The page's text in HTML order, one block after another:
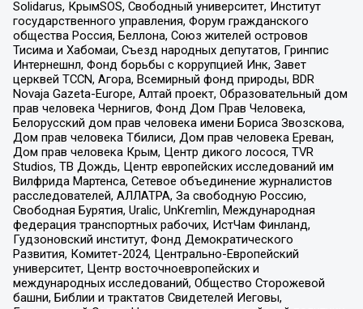
Solidarus, КрымSOS, Свободный университет, Институт
государственного управления, Форум гражданского
общества Россия, Беллона, Союз жителей островов
Тисима и Хабомаи, Съезд народных депутатов, Гринпис
Интернешнл, Фонд борьбы с коррупцией Инк, Завет
церквей TCCN, Агора, Всемирный фонд природы, BDR
Novaja Gazeta-Europe, Алтай проект, Образовательный дом
прав человека Чернигов, Фонд Дом Прав Человека,
Белорусский дом прав человека имени Бориса Звозскова,
Дом прав человека Тбилиси, Дом прав человека Ереван,
Дом прав человека Крым, Центр дикого лосося, TVR
Studios, ТВ Дождь, Центр европейских исследований им
Вилфрида Мартенса, Сетевое объединение журналистов
расследователей, АЛЛАТРА, За свободную Россию,
Свободная Бурятия, Uralic, UnKremlin, Международная
федерация транспортных рабочих, ИстЧам Финланд,
Гудзоновский институт, Фонд Демократического
Развития, Комитет-2024, Центрально-Европейский
университет, Центр восточноевропейских и
международных исследований, Общество Сторожевой
башни, Библии и трактатов Свидетелей Иеговы,